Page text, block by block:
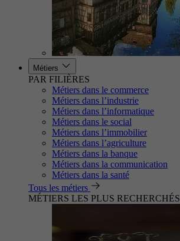
Métiers
PAR FILIÈRES
Métiers dans le commerce
Métiers dans l’industrie
Métiers dans l’informatique
Métiers dans le social
Métiers dans l’immobilier
Métiers dans l’agriculture
Métiers dans la banque
Métiers dans la communication
Métiers dans la santé
Tous les métiers
MÉTIERS LES PLUS RECHERCHÉS